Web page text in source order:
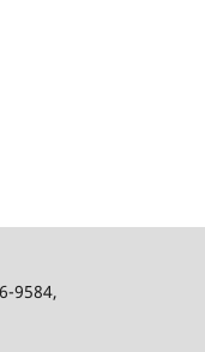
9584,